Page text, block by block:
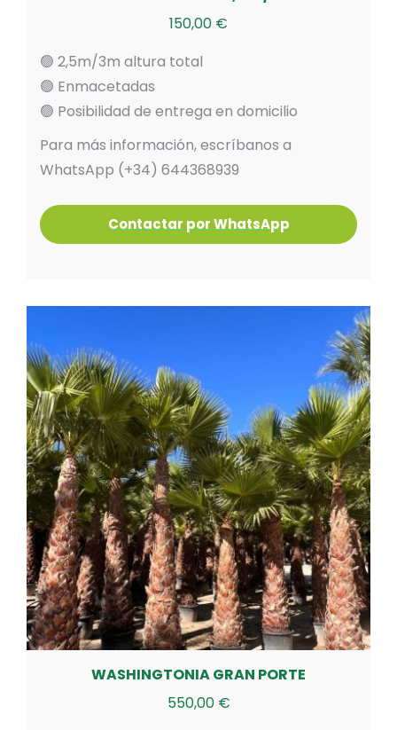
150,00 €
🟢 2,5m/3m altura total
🟢 Enmacetadas
🟢 Posibilidad de entrega en domicilio
Para más información, escríbanos a
WhatsApp (+34) 644368939
WASHINGTONIA GRAN PORTE
550,00 €